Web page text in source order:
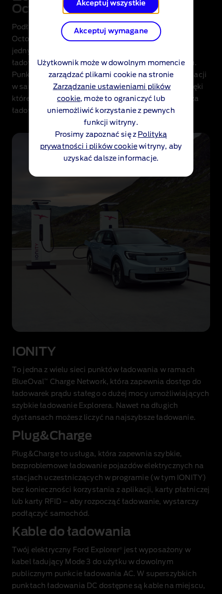
Akceptuj wszystkie
Akceptuj wymagane
Użytkownik może w dowolnym momencie
zarządzać plikami cookie na stronie
Zarządzanie ustawieniami plików
cookie, może to ograniczyć lub
uniemożliwić korzystanie z pewnych
funkcji witryny.
Prosimy zapoznać się z Polityką
prywatności i plików cookie witryny, aby
uzyskać dalsze informacje.
Octopus Electroverse
Podłącz się do sieci BlueOval
Charge Network x
Octopus Electroverse i ładuj swojego Explorera w
jednym z ponad 1 000 000 publicznych punktów
ładowania AC i DC w ponad 30 krajach europejskich.
Punkty ładowania można znaleźć za pomocą nawigacji
w samochodzie i aplikacji Octopus Electroverse, dzięki
której aktywujesz ładowarkę i dokonasz płatności za
ładowanie.
IONITY
To jedna z wielu sieci punktów ładowania w ramach
BlueOval™
Charge Network, która zapewnia dostęp do
ładowarek prądu stałego o dużej mocy umożliwiających
szybkie ładowanie Explorera. Nawet na długich
dystansach możesz liczyć na najszybsze ładowanie.
Plug&Charge
Plug&Charge to usługa, która zapewnia szybkie,
bezproblemowe ładowanie pojazdów elektrycznych na
stacjach uczestniczących w programie (w tym IONITY)
bez konieczności korzystania z aplikacji, karty płatniczej
lub karty RFID – aby rozpocząć ładowanie, wystarczy
podłączyć samochód.
Kable do ładowania
Twój elektryczny Ford Explorer®
jest wyposażony w
kabel ładujący Mode 3 do użytku w dowolnym
publicznym punkcie ładowania AC. W superszybkich
punktach ładowania DC dostępne są kable na miejscu,